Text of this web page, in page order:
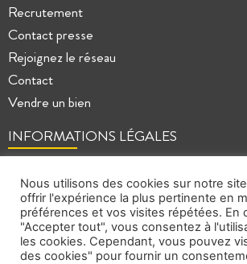
Recrutement
Contact presse
Rejoignez le réseau
Contact
Vendre un bien
INFORMATIONS LÉGALES
Mentions légales
Politique de confidentialité
Plan du site
Nous utilisons des cookies sur notre
offrir l'expérience la plus pertinente en
préférences et vos visites répétées. En
"Accepter tout", vous consentez à
les cookies. Cependant, vous pouvez
des cookies" pour fournir un